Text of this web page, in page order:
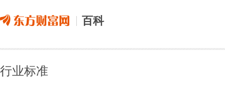
百科
行业标准